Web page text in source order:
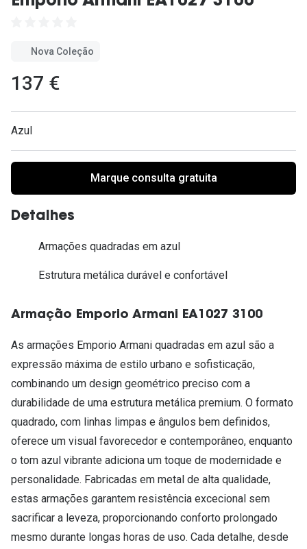
Nova Coleção
137 €
Azul
Marque consulta gratuita
Detalhes
Armações quadradas em azul
Estrutura metálica durável e confortável
Armação Emporio Armani EA1027 3100
As armações Emporio Armani quadradas em azul são a
expressão máxima de estilo urbano e sofisticação,
combinando um design geométrico preciso com a
durabilidade de uma estrutura metálica premium. O formato
quadrado, com linhas limpas e ângulos bem definidos,
oferece um visual favorecedor e contemporâneo, enquanto
o tom azul vibrante adiciona um toque de modernidade e
personalidade. Fabricadas em metal de alta qualidade,
estas armações garantem resistência excecional sem
sacrificar a leveza, proporcionando conforto prolongado
mesmo durante longas horas de uso. Cada detalhe, desde